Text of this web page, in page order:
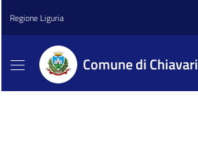
Regione Liguria
Comune di Chiavari